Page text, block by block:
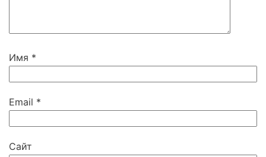
Имя *
Email *
Сайт